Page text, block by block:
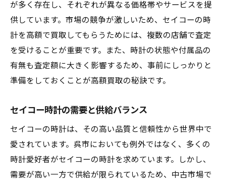
が多く存在し、それぞれが異なる価格帯やサービスを提
供しています。市場の競争が激しいため、セイコーの時
計を高額で買取してもらうためには、複数の店舗で査定
を受けることが重要です。また、時計の状態や付属品の
有無も査定額に大きく影響するため、事前にしっかりと
準備をしておくことが高額買取の秘訣です。
セイコー時計の需要と供給バランス
セイコーの時計は、その高い品質と信頼性から世界中で
愛されています。呉市においても例外ではなく、多くの
時計愛好者がセイコーの時計を求めています。しかし、
需要が高い一方で供給が限られているため、中古市場で